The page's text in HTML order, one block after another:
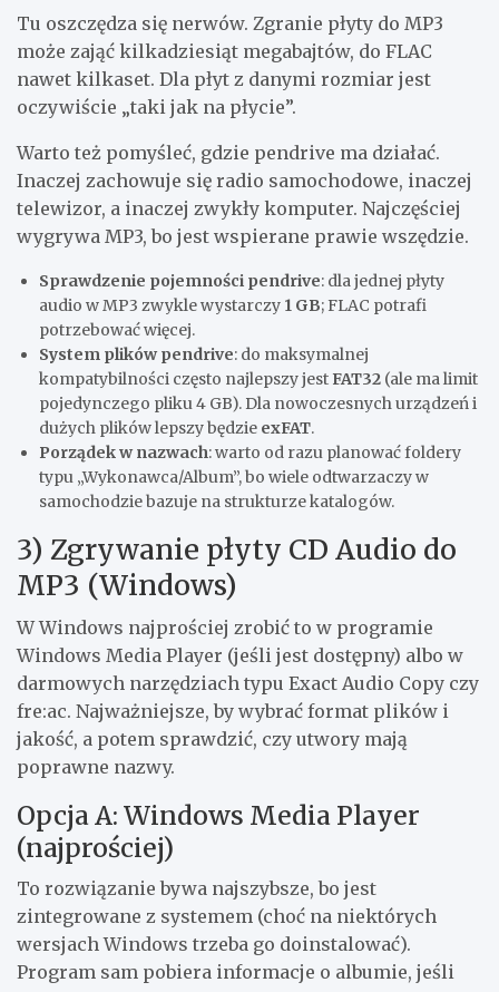
Tu oszczędza się nerwów. Zgranie płyty do MP3
może zająć kilkadziesiąt megabajtów, do FLAC
nawet kilkaset. Dla płyt z danymi rozmiar jest
oczywiście „taki jak na płycie”.
Warto też pomyśleć, gdzie pendrive ma działać.
Inaczej zachowuje się radio samochodowe, inaczej
telewizor, a inaczej zwykły komputer. Najczęściej
wygrywa MP3, bo jest wspierane prawie wszędzie.
Sprawdzenie pojemności pendrive: dla jednej płyty
audio w MP3 zwykle wystarczy 1 GB; FLAC potrafi
potrzebować więcej.
System plików pendrive: do maksymalnej
kompatybilności często najlepszy jest FAT32 (ale ma limit
pojedynczego pliku 4 GB). Dla nowoczesnych urządzeń i
dużych plików lepszy będzie exFAT.
Porządek w nazwach: warto od razu planować foldery
typu „Wykonawca/Album”, bo wiele odtwarzaczy w
samochodzie bazuje na strukturze katalogów.
3) Zgrywanie płyty CD Audio do
MP3 (Windows)
W Windows najprościej zrobić to w programie
Windows Media Player (jeśli jest dostępny) albo w
darmowych narzędziach typu Exact Audio Copy czy
fre:ac. Najważniejsze, by wybrać format plików i
jakość, a potem sprawdzić, czy utwory mają
poprawne nazwy.
Opcja A: Windows Media Player
(najprościej)
To rozwiązanie bywa najszybsze, bo jest
zintegrowane z systemem (choć na niektórych
wersjach Windows trzeba go doinstalować).
Program sam pobiera informacje o albumie, jeśli